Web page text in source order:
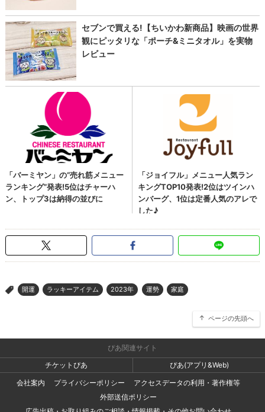
> 開運 ラッキーアイテム 2023年 運勢 家庭
ページの先頭へ
ぴあ関連サイト
チケットぴあ
ぴあ(アプリ&Web)
会社案内
プライバシーポリシー
アクセスデータの利用・著作権等
外部送信ポリシー